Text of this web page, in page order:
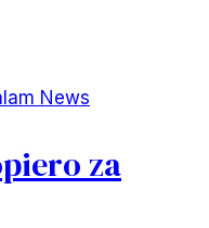
News
za